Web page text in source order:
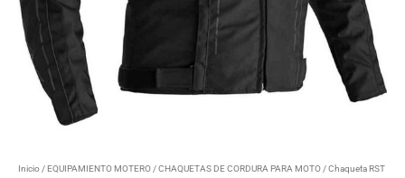
Inicio /EQUIPAMIENTO MOTERO /CHAQUETAS DE CORDURA PARA MOTO / Chaqueta RST